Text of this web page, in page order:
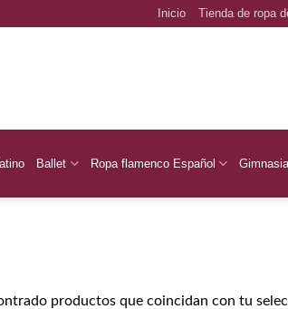
Inicio Tienda de ropa
Ballet Ropa flamenco Español
productos que coincidan con tu